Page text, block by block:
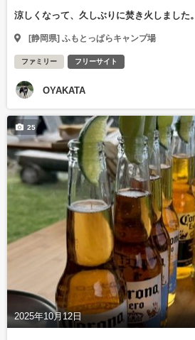
涼しくなって、久しぶりに焚き火しました。
[静岡県] ふもとっぱらキャンプ場
ファミリー フリーサイト
OYAKATA
2025年10月12日
25